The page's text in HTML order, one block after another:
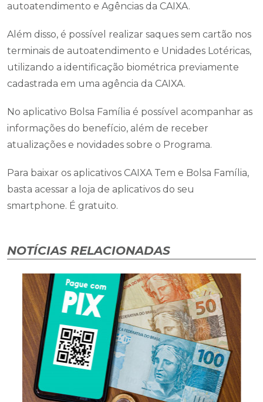
autoatendimento e Agências da CAIXA.
Além disso, é possível realizar saques sem cartão nos
terminais de autoatendimento e Unidades Lotéricas,
utilizando a identificação biométrica previamente
cadastrada em uma agência da CAIXA.
No aplicativo Bolsa Família é possível acompanhar as
informações do benefício, além de receber
atualizações e novidades sobre o Programa.
Para baixar os aplicativos CAIXA Tem e Bolsa Família,
basta acessar a loja de aplicativos do seu
smartphone. É gratuito.
NOTÍCIAS RELACIONADAS